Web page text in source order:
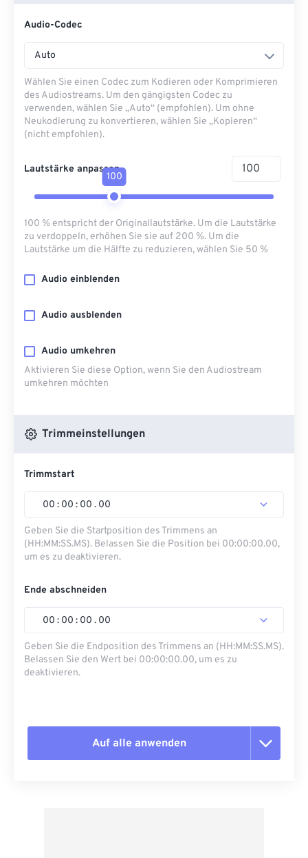
Audio-Codec
Auto
Wählen Sie einen Codec zum Kodieren oder Komprimieren
des Audiostreams. Um den gängigsten Codec zu
verwenden, wählen Sie „Auto“ (empfohlen). Um ohne
Neukodierung zu konvertieren, wählen Sie „Kopieren“
(nicht empfohlen).
Lautstärke anpassen
100
100 % entspricht der Originallautstärke. Um die Lautstärke
zu verdoppeln, erhöhen Sie sie auf 200 %. Um die
Lautstärke um die Hälfte zu reduzieren, wählen Sie 50 %
Audio einblenden
Audio ausblenden
Audio umkehren
Aktivieren Sie diese Option, wenn Sie den Audiostream
umkehren möchten
Trimmeinstellungen
Trimmstart
00 : 00 : 00 . 00
Geben Sie die Startposition des Trimmens an
(HH:MM:SS.MS). Belassen Sie die Position bei 00:00:00.00,
um es zu deaktivieren.
Ende abschneiden
00 : 00 : 00 . 00
Geben Sie die Endposition des Trimmens an (HH:MM:SS.MS).
Belassen Sie den Wert bei 00:00:00.00, um es zu
deaktivieren.
Auf alle anwenden